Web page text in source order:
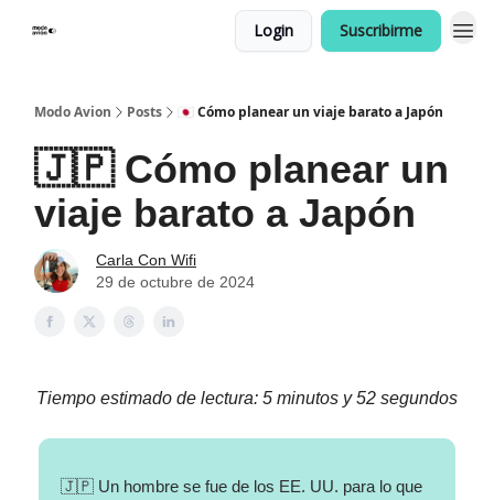
Login Suscribirme
Modo Avion Posts 🇯🇵 Cómo planear un viaje barato a Japón
🇯🇵 Cómo planear un
viaje barato a Japón
Carla Con Wifi
29 de octubre de 2024
Tiempo estimado de lectura: 5 minutos y 52 segundos
🇯🇵 Un hombre se fue de los EE. UU. para lo que